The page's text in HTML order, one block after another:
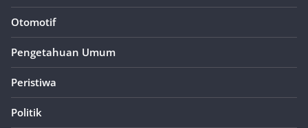
Otomotif
Pengetahuan Umum
Peristiwa
Politik